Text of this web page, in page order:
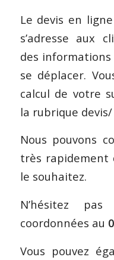
Le devis en
s’adresse aux
des
se déplacer.
calcul de votre
la rubrique
Nous pouvons
très rapidement
le souhaitez.
N’hésitez
coordonnées au
Vous pouvez